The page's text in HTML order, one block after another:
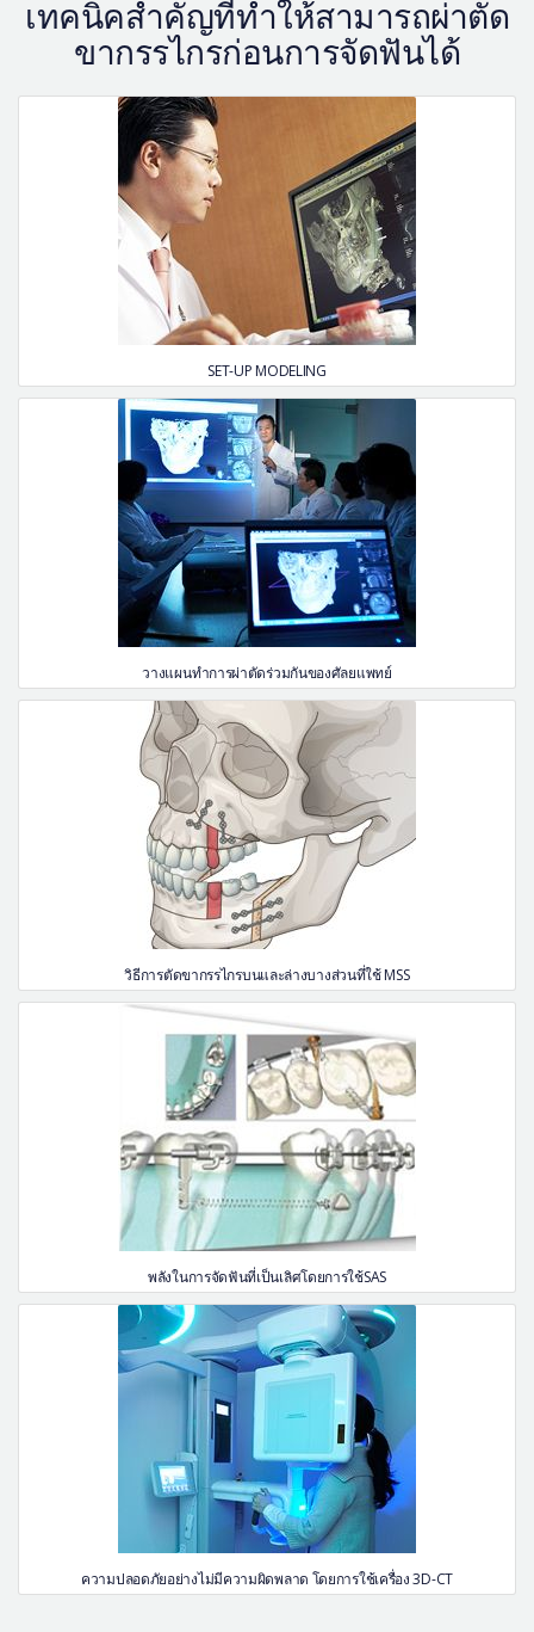
เทคนิคสำคัญที่ทำให้สามารถผ่าตัด
ขากรรไกรก่อนการจัดฟันได้
SET-UP MODELING
วางแผนทำการผ่าตัดร่วมกันของศัลยแพทย์
วิธีการตัดขากรรไกรบนและล่างบางส่วนที่ใช้ MSS
พลังในการจัดฟันที่เป็นเลิศโดยการใช้SAS
ความปลอดภัยอย่างไม่มีความผิดพลาด โดยการใช้เครื่อง 3D-CT